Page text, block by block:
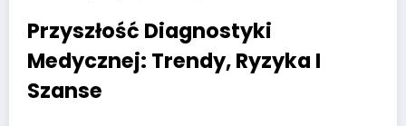
Przyszłość Diagnostyki
Medycznej: Trendy, Ryzyka I
Szanse